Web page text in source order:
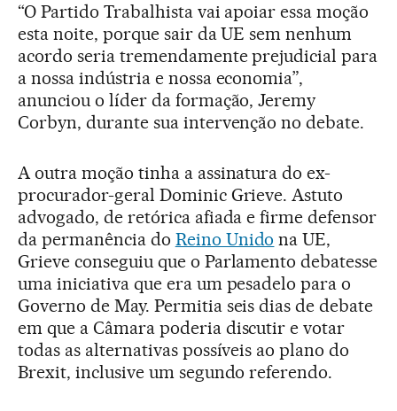
“O Partido Trabalhista vai apoiar essa moção
esta noite, porque sair da UE sem nenhum
acordo seria tremendamente prejudicial para
a nossa indústria e nossa economia”,
anunciou o líder da formação, Jeremy
Corbyn, durante sua intervenção no debate.
A outra moção tinha a assinatura do ex-
procurador-geral Dominic Grieve. Astuto
advogado, de retórica afiada e firme defensor
da permanência do Reino Unido na UE,
Grieve conseguiu que o Parlamento debatesse
uma iniciativa que era um pesadelo para o
Governo de May. Permitia seis dias de debate
em que a Câmara poderia discutir e votar
todas as alternativas possíveis ao plano do
Brexit, inclusive um segundo referendo.